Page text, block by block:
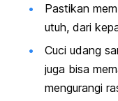
Pastikan
utuh, dari
Cuci udang
juga bisa
mengurangi